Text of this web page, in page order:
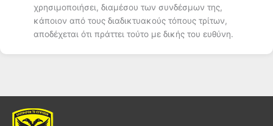
χρησιμοποιήσει, διαμέσου των συνδέσμων της,
κάποιον από τους διαδικτυακούς τόπους τρίτων,
αποδέχεται ότι πράττει τούτο με δικής του ευθύνη.